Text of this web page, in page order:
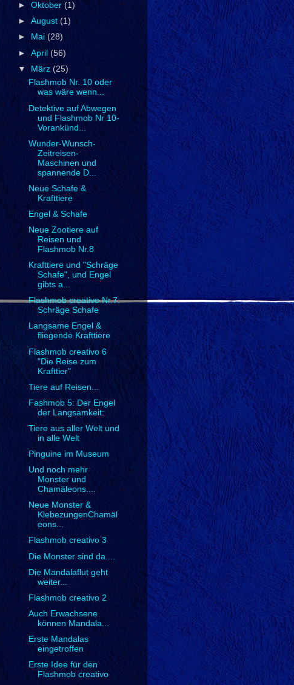
►Oktober(1)
►August(1)
►
Mai(28)
►April(56)
▼ März (25)
Flashmob Nr. 10 oder
was wäre wenn...
Detektive auf Abwegen
und Flashmob Nr 10-
Vorankünd...
Wunder-Wunsch-
Zeitreisen-
Maschinen und
spannende D...
Neue Schafe &
Krafttiere
Engel & Schafe
Neue Zootiere auf
Reisen und
Flashmob Nr.8
Krafttiere und "Schräge
Schafe", und Engel
gibts a...
Flashmob creativo Nr.7:
Schräge Schafe
Langsame Engel &
fliegende Krafttiere
Flashmob creativo 6
"Die Reise zum
Krafttier"
Tiere auf Reisen...
Fashmob 5: Der Engel
der Langsamkeit:
Tiere aus aller Welt und
in alle Welt
Pinguine im Museum
Und noch mehr
Monster und
Chamäleons....
Neue Monster &
KlebezungenChamäl
eons...
Flashmob creativo 3
Die Monster sind da....
Die Mandalaflut geht
weiter...
Flashmob creativo 2
Auch Erwachsene
können Mandala...
Erste Mandalas
eingetroffen
Erste Idee für den
Flashmob creativo